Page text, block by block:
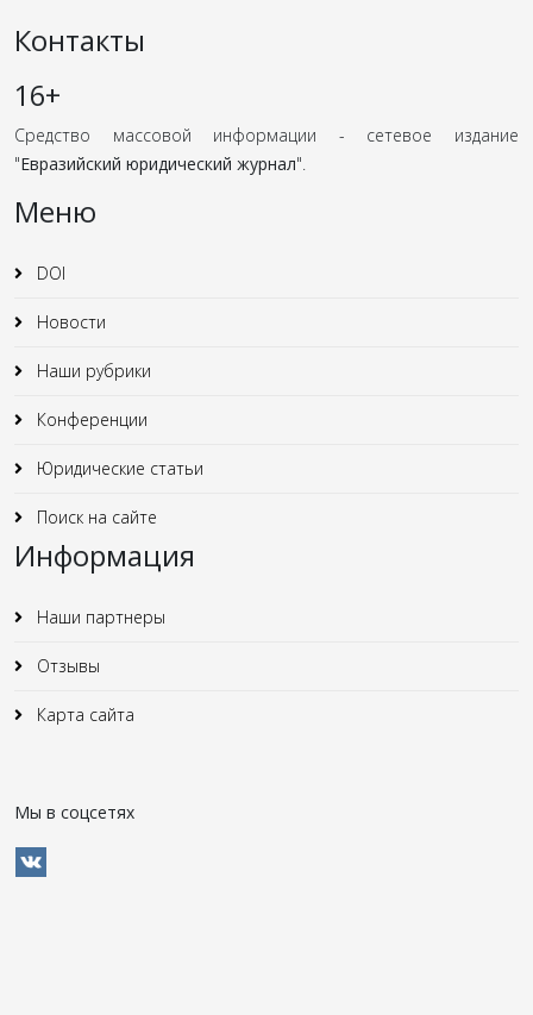
Контакты
16+
Средство массовой информации - сетевое издание
"Евразийский юридический журнал".
Меню
DOI
Новости
Наши рубрики
Конференции
Юридические статьи
Поиск на сайте
Информация
Наши партнеры
Отзывы
Карта сайта
Мы в соцсетях